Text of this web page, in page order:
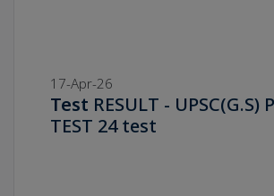
17-Apr-26
Test RESULT - UPSC(G.S)
TEST 24 test